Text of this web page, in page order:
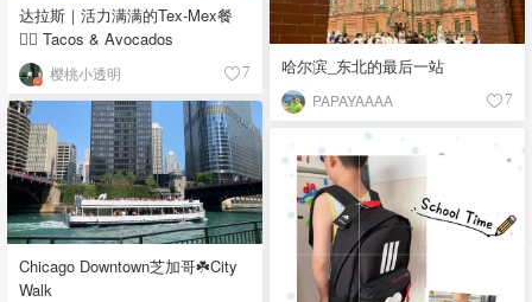
达拉斯｜活力满满的Tex-Mex餐
👉🏼 Tacos & Avocados
樱桃小透明 7 哈尔滨_东北的最后一站
PAPAYAAAA 7
Chicago Downtown芝加哥☘️City
Walk